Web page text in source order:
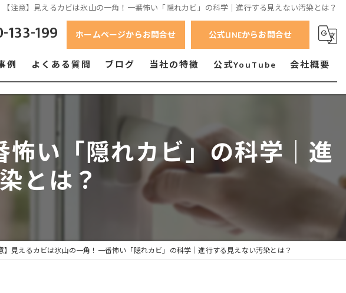
【注意】見えるカビは氷山の一角！一番怖い「隠れカビ」の科学｜進行する見えない汚染とは？
133-199 ホームページからお問合せ 公式LINEからお問合せ
例 よくある質問 ブログ 当社の特徴
横須賀市のカビ
相模原市のカビ
公式YouTube 会社概要
い「隠れカビ」の科学｜進
とは？
】見えるカビは氷山の一角！一番怖い「隠れカビ」の科学｜進行する見えない汚染とは？